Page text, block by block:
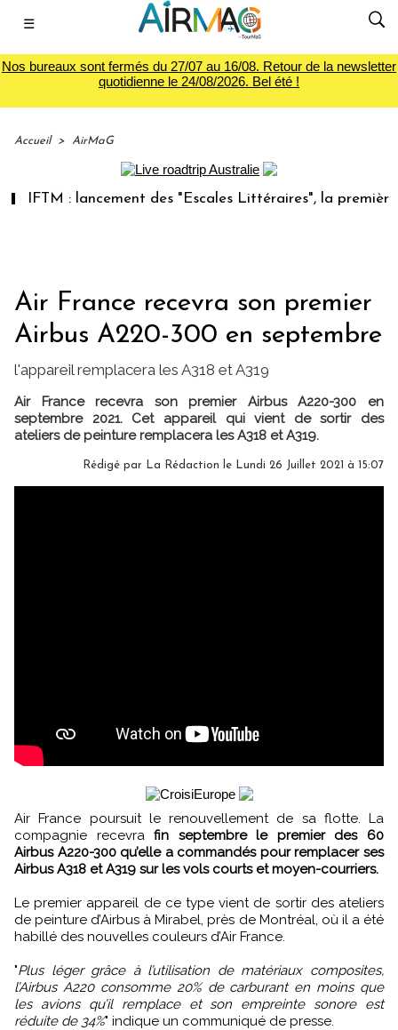
☰
Nos bureaux sont fermés du 27/07 au 16/08. Retour de la newsletter
quotidienne le 24/08/2026. Bel été !
Accueil > AirMaG
: lancement des "Escales Littéraires", la première
Air France recevra son premier
Airbus A220-300 en septembre
l'appareil remplacera les A318 et A319
Air France recevra son premier Airbus A220-300 en
septembre 2021. Cet appareil qui vient de sortir des
ateliers de peinture remplacera les A318 et A319.
Rédigé par La Rédaction le Lundi 26 Juillet 2021 à 15:07
Air France poursuit le renouvellement de sa flotte. La
compagnie recevrafin septembre le premier des 60
Airbus A220-300 qu’elle a commandés pour remplacer ses
Airbus A318 et A319 sur les vols courts et moyen-courriers.
Le premier appareil de ce type vient de sortir des ateliers
de peinture d’Airbus à Mirabel, près de Montréal, où il a été
habillé des nouvelles couleurs d’Air France.
"Plus léger grâce à l’utilisation de matériaux composites,
l’Airbus A220 consomme 20% de carburant en moins que
les avions qu’il remplace et son empreinte sonore est
réduite de 34%" indique un communiqué de presse.